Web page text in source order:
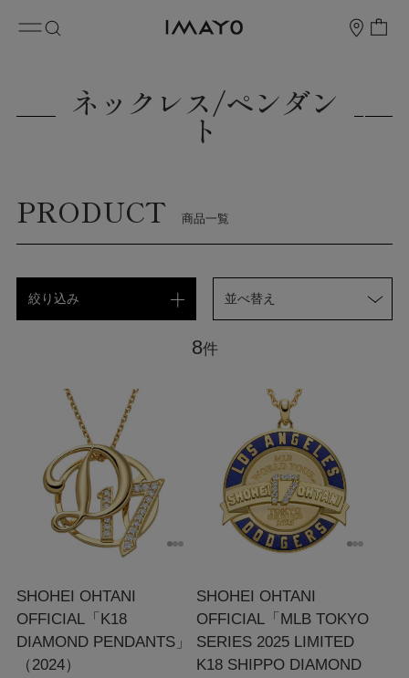
ネックレス/ペンダン
ト
PRODUCT
商品一覧
絞り込み 並べ替え
8件
SHOHEI OHTANI
OFFICIAL「K18
DIAMOND PENDANTS」
（2024）
SHOHEI OHTANI
OFFICIAL「MLB TOKYO
SERIES 2025 LIMITED
K18 SHIPPO DIAMOND